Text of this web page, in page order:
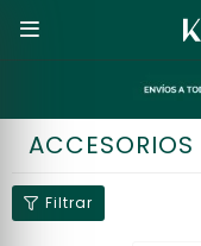

ACCESORIOS